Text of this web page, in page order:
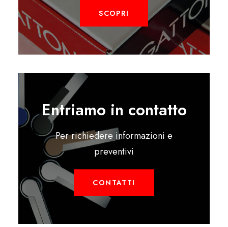
SCOPRI
Entriamo in contatto
Per richiedere informazioni e
preventivi
CONTATTI